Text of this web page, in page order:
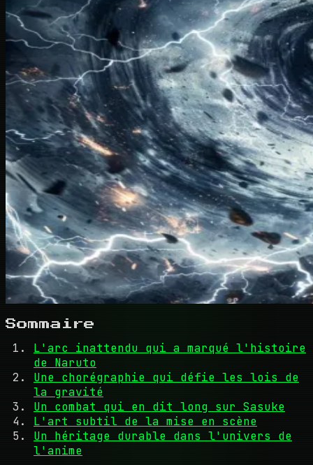
Sommaire
L'arc inattendu qui a marqué l'histoire
de Naruto
Une chorégraphie qui défie les lois de
la gravité
Un combat qui en dit long sur Sasuke
L'art subtil de la mise en scène
Un héritage durable dans l'univers de
l'anime